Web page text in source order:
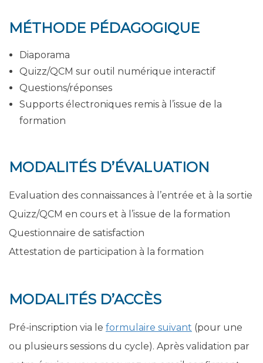
MÉTHODE PÉDAGOGIQUE
Diaporama
Quizz/QCM sur outil numérique interactif
Questions/réponses
Supports électroniques remis à l’issue de la
formation
MODALITÉS D’ÉVALUATION
Evaluation des connaissances à l’entrée et à la sortie
Quizz/QCM en cours et à l’issue de la formation
Questionnaire de satisfaction
Attestation de participation à la formation
MODALITÉS D’ACCÈS
Pré-inscription via le formulaire suivant (pour une
ou plusieurs sessions du cycle). Après validation par